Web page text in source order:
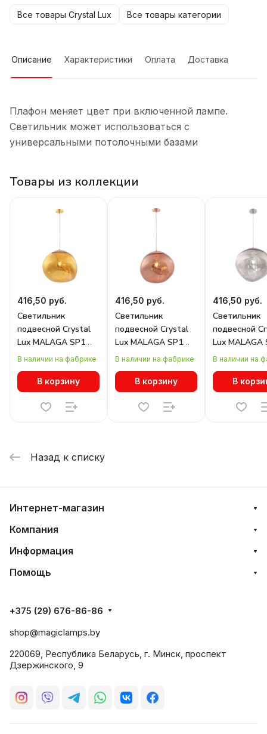
Все товары Crystal Lux Все товары категории
Описание Характеристики Оплата Доставка
Плафон меняет цвет при включенной лампе.
Светильник может использоваться с
универсальными потолочными базами
Товары из коллекции
416,50 руб.
Светильник
подвесной Crystal
Lux MALAGA SP1
D360 GOLD
В наличии на фабрике
В корзину
416,50 руб.
Светильник
подвесной Crystal
Lux MALAGA SP1
D360 COOPER
В наличии на фабрике
В корзину
416,50 руб.
Светильник
подвесной
Lux MALAGA
D360
В наличии на
В
Назад к списку
Интернет-магазин
Компания
Информация
Помощь
+375 (29) 676-86-86
shop@magiclamps.by
220069, Республика Беларусь, г. Минск, проспект
Дзержинского, 9